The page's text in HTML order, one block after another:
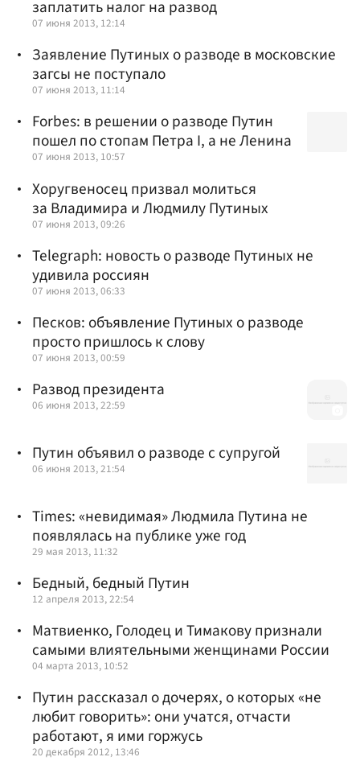
заплатить налог на развод
07 июня 2013, 12:14
Заявление Путиных о разводе в московские
загсы не поступало
07 июня 2013, 11:14
Forbes: в решении о разводе Путин
пошел по стопам Петра I, а не Ленина
07 июня 2013, 10:57
Хоругвеносец призвал молиться
за Владимира и Людмилу Путиных
07 июня 2013, 09:26
Telegraph: новость о разводе Путиных не
удивила россиян
07 июня 2013, 06:33
Песков: объявление Путиных о разводе
просто пришлось к слову
07 июня 2013, 00:59
Развод президента
06 июня 2013, 22:59
Путин объявил о разводе с супругой
06 июня 2013, 21:54
Times: «невидимая» Людмила Путина не
появлялась на публике уже год
29 мая 2013, 11:32
Бедный, бедный Путин
12 апреля 2013, 22:54
Матвиенко, Голодец и Тимакову признали
самыми влиятельными женщинами России
04 марта 2013, 10:52
Путин рассказал о дочерях, о которых «не
любит говорить»: они учатся, отчасти
работают, я ими горжусь
20 декабря 2012, 13:46